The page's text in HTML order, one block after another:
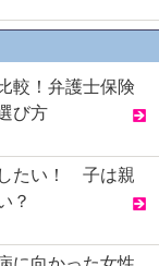
較！弁護士保険
び方
たい！ 子は親
？